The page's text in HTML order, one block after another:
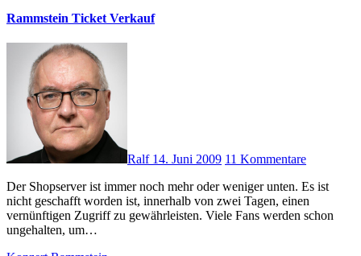
Rammstein Ticket Verkauf
Ralf 14. Juni 2009 11 Kommentare
Der Shopserver ist immer noch mehr oder weniger unten. Es ist
nicht geschafft worden ist, innerhalb von zwei Tagen, einen
vernünftigen Zugriff zu gewährleisten. Viele Fans werden schon
ungehalten, um…